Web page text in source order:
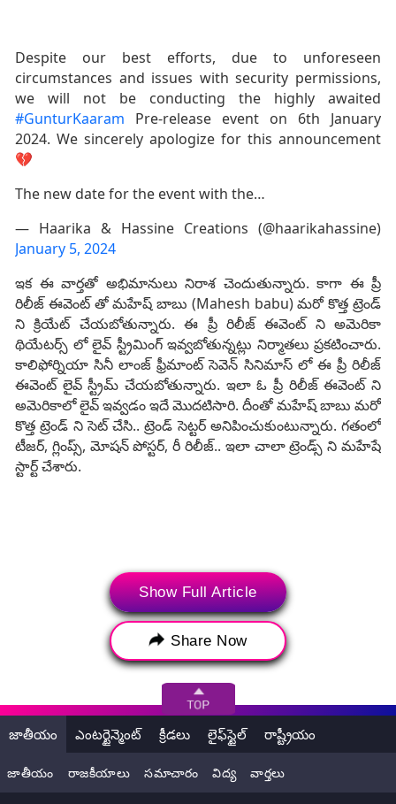
Despite our best efforts, due to unforeseen
circumstances and issues with security permissions,
we will not be conducting the highly awaited
#GunturKaaram Pre-release event on 6th January
2024. We sincerely apologize for this announcement
💔
The new date for the event with the…
— Haarika & Hassine Creations (@haarikahassine)
January 5, 2024
ఇక ఈ వార్తతో అభిమానులు నిరాశ చెందుతున్నారు. కాగా ఈ ప్రీ
రిలీజ్ ఈవెంట్ తో మహేష్ బాబు (Mahesh babu) మరో కొత్త ట్రెండ్
ని క్రియేట్ చేయబోతున్నారు. ఈ ప్రీ రిలీజ్ ఈవెంట్ ని అమెరికా
థియేటర్స్ లో లైవ్ స్ట్రీమింగ్ ఇవ్వబోతున్నట్లు నిర్మాతలు ప్రకటించారు.
కాలిఫోర్నియా సినీ లాంజ్ ఫ్రీమాంట్ సెవెన్ సినిమాస్ లో ఈ ప్రీ రిలీజ్
ఈవెంట్ లైవ్ స్ట్రీమ్ చేయబోతున్నారు. ఇలా ఓ ప్రీ రిలీజ్ ఈవెంట్ ని
అమెరికాలో లైవ్ ఇవ్వడం ఇదే మొదటిసారి. దీంతో మహేష్ బాబు మరో
కొత్త ట్రెండ్ ని సెట్ చేసి.. ట్రెండ్ సెట్టర్ అనిపించుకుంటున్నారు. గతంలో
టీజర్, గ్లింప్స్, మోషన్ పోస్టర్, రీ రిలీజ్.. ఇలా చాలా ట్రెండ్స్ ని మహేషే
స్టార్ట్ చేశారు.
Tags: Guntur Kaaram Pre Release
Guntur Kaaram Pre Release Event
Show Full Article
Share Now
జాతీయం ఎంటర్టైన్మెంట్ క్రీడలు లైఫ్‌స్టైల్ రాష్ట్రీయం
జాతీయం రాజకీయాలు సమాచారం విద్య వార్తలు